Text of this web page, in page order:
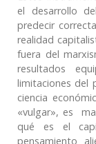
el desarrollo
predecir
realidad
fuera del
resultados
limitaciones del
ciencia
«vulgar», es
qué es el
pensamiento